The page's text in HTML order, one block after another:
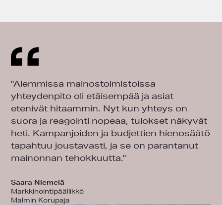
"Aiemmissa mainostoimistoissa
yhteydenpito oli etäisempää ja asiat
etenivät hitaammin. Nyt kun yhteys on
suora ja reagointi nopeaa, tulokset näkyvät
heti. Kampanjoiden ja budjettien hienosäätö
tapahtuu joustavasti, ja se on parantanut
mainonnan tehokkuutta."
Saara Niemelä
Markkinointipäällikkö
Malmin Korupaja